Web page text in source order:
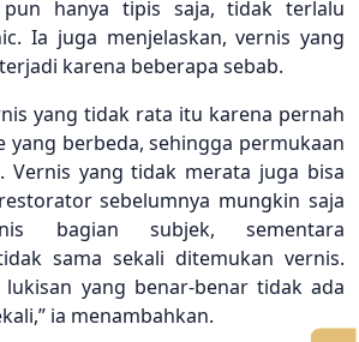
pun hanya tipis saja, tidak terlalu
Ia juga menjelaskan, vernis yang
karena beberapa sebab.
yang tidak rata itu karena pernah
yang berbeda, sehingga permukaan
Vernis yang tidak merata juga bisa
sebelumnya mungkin saja
bagian subjek, sementara
sama sekali ditemukan vernis.
lukisan yang benar-benar tidak ada
ia menambahkan.